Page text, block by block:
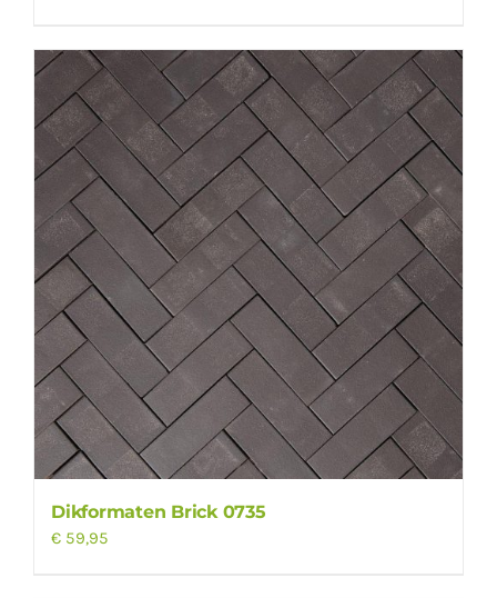
Dikformaten Brick 0735
€ 59,95